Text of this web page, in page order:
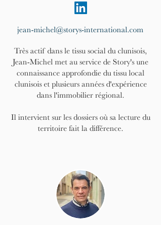
jean-michel@storys-international.com
Très actif dans le tissu social du clunisois,
Jean-Michel met au service de Story's une
connaissance approfondie du tissu local
clunisois et plusieurs années d'expérience
dans l'immobilier régional.
Il intervient sur les dossiers où sa lecture du
territoire fait la différence.